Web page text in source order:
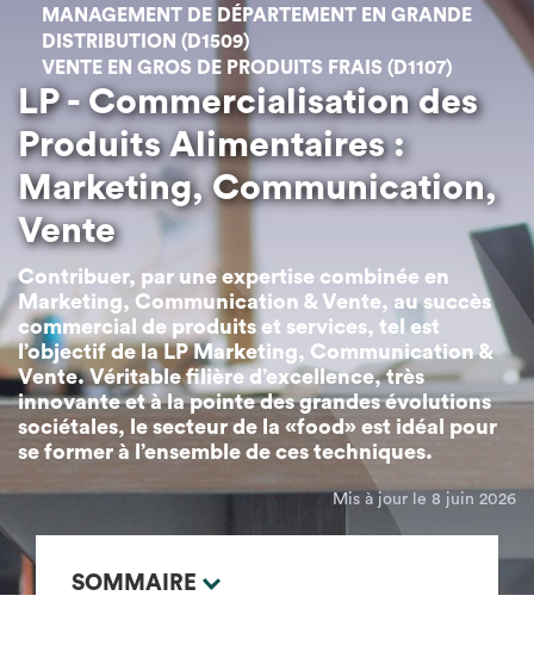
MANAGEMENT DE DÉPARTEMENT EN GRANDE
DISTRIBUTION (D1509)
VENTE EN GROS DE PRODUITS FRAIS (D1107)
LP - Commercialisation des
Produits Alimentaires :
Marketing, Communication,
Vente
Contribuer, par une expertise combinée en
Marketing, Communication & Vente, au succès
commercial de produits et services, tel est
l’objectif de la LP Marketing, Communication &
Vente. Véritable filière d’excellence, très
innovante et à la pointe des grandes évolutions
sociétales, le secteur de la «food» est idéal pour
se former à l’ensemble de ces techniques.
Mis à jour le 8 juin 2026
SOMMAIRE